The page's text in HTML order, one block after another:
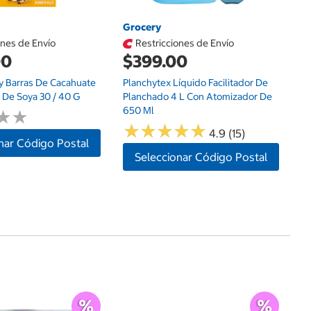
de Envío
Barras De Cacahuate
Soya 30 / 40 G
★
★
Código Postal
Grocery
Restricciones de Envío
$399.00
Planchytex Líquido Facilitador De
Planchado 4 L Con Atomizador De
650 Ml
★★★★★
★★★★★ 4.9 (15)
Seleccionar Código Postal